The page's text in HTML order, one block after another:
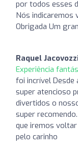
por todos esses
Nós indicaremos
Obrigada Um
Raquel
Experiência
foi incrível Desde
super atencioso
divertidos o
super
que iremos voltar
pelo carinho